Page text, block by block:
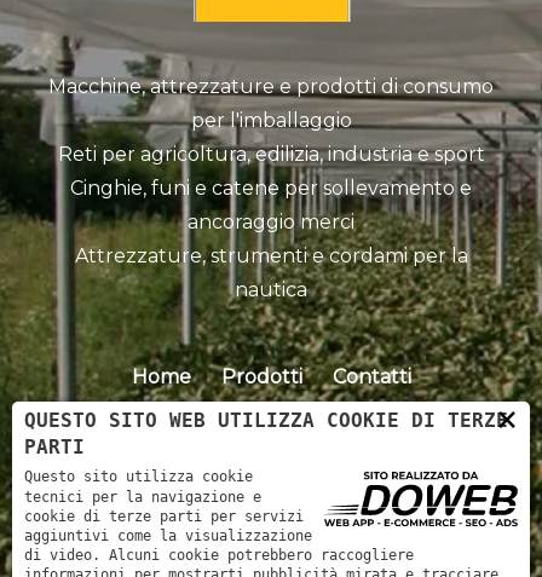
Macchine, attrezzature e prodotti di consumo
per l'imballaggio
Reti per agricoltura, edilizia, industria e sport
Cinghie, funi e catene per sollevamento e
ancoraggio merci
Attrezzature, strumenti e cordami per la
nautica
Home Prodotti Contatti
×
QUESTO SITO WEB UTILIZZA COOKIE DI TERZE
PARTI
Questo sito utilizza cookie
tecnici per la navigazione e
cookie di terze parti per servizi
aggiuntivi come la visualizzazione
di video. Alcuni cookie potrebbero raccogliere